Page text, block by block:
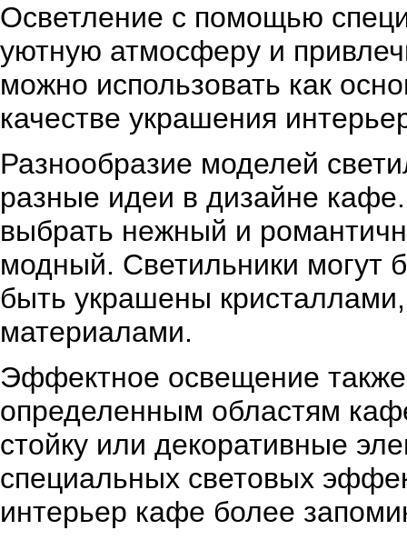
Осветление с помощью
уютную атмосферу и
можно использовать как
качестве украшения
Разнообразие моделей
разные идеи в дизайне
выбрать нежный и
модный. Светильники могут
быть украшены
материалами.
Эффектное освещение
определенным областям
стойку или декоративные
специальных световых
интерьер кафе более